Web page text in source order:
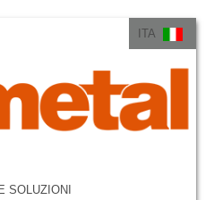
ITA
ENG
SOLUZIONI